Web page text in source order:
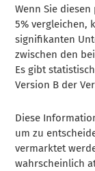
Wenn Sie
5% vergleichen,
signifikanten
zwischen den
Es gibt
Version B der
Diese
um zu
vermarktet
wahrscheinlich